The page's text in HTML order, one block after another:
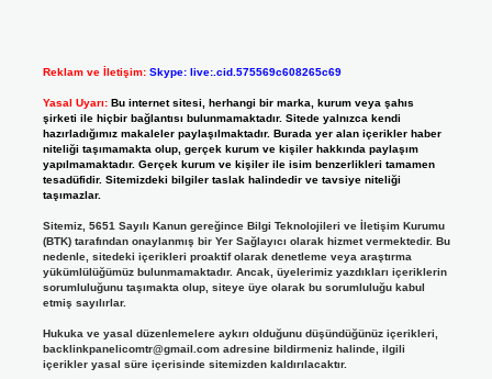
Reklam ve İletişim: Skype: live:.cid.575569c608265c69
Yasal Uyarı: Bu internet sitesi, herhangi bir marka, kurum veya şahıs
şirketi ile hiçbir bağlantısı bulunmamaktadır. Sitede yalnızca kendi
hazırladığımız makaleler paylaşılmaktadır. Burada yer alan içerikler haber
niteliği taşımamakta olup, gerçek kurum ve kişiler hakkında paylaşım
yapılmamaktadır. Gerçek kurum ve kişiler ile isim benzerlikleri tamamen
tesadüfidir. Sitemizdeki bilgiler taslak halindedir ve tavsiye niteliği
taşımazlar.
Sitemiz, 5651 Sayılı Kanun gereğince Bilgi Teknolojileri ve İletişim Kurumu
(BTK) tarafından onaylanmış bir Yer Sağlayıcı olarak hizmet vermektedir. Bu
nedenle, sitedeki içerikleri proaktif olarak denetleme veya araştırma
yükümlülüğümüz bulunmamaktadır. Ancak, üyelerimiz yazdıkları içeriklerin
sorumluluğunu taşımakta olup, siteye üye olarak bu sorumluluğu kabul
etmiş sayılırlar.
Hukuka ve yasal düzenlemelere aykırı olduğunu düşündüğünüz içerikleri,
backlinkpanelicomtr@gmail.comadresine bildirmeniz halinde, ilgili
içerikler yasal süre içerisinde sitemizden kaldırılacaktır.